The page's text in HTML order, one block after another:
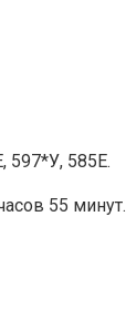
597*У, 585Е.
55 минут.